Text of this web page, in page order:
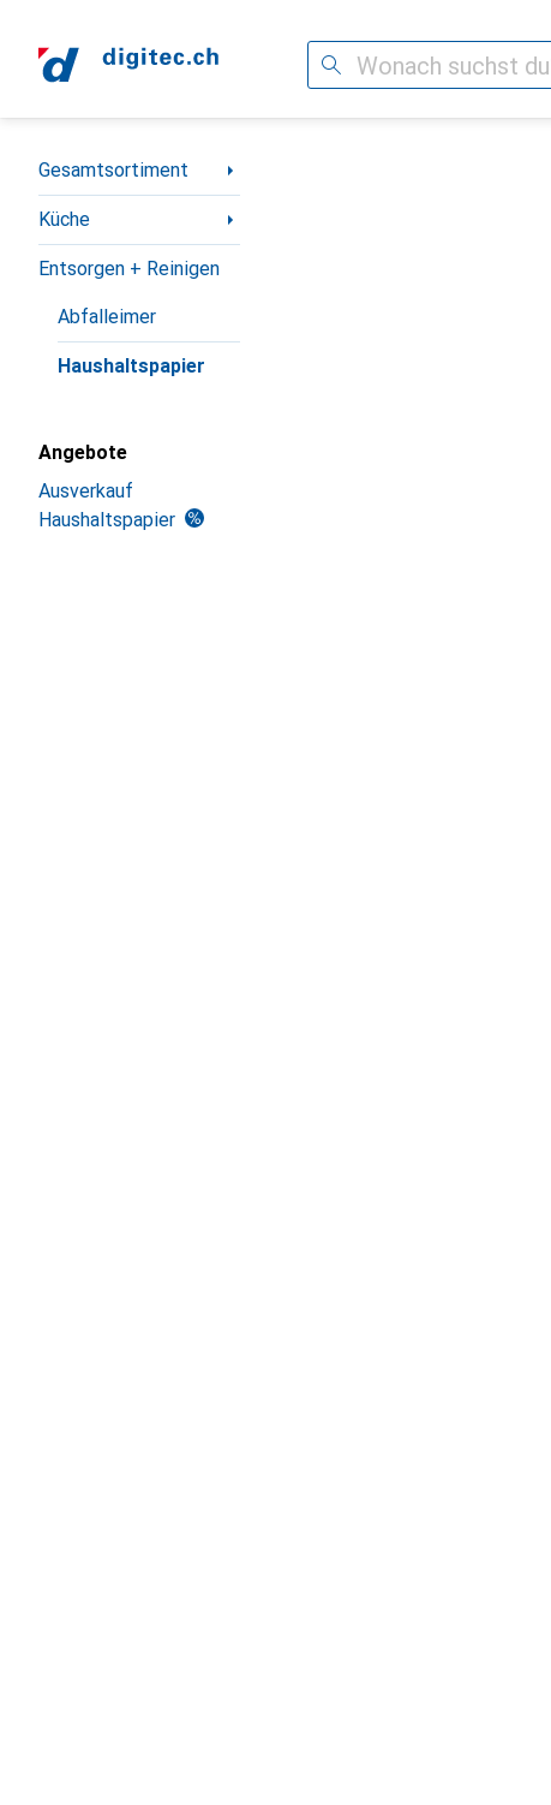
Suche
Navigation nach Kategorien
Gesamtsortiment
Küche
Entsorgen + Reinigen
Abfalleimer
Haushaltspapier
Angebote
Ausverkauf
Haushaltspapier